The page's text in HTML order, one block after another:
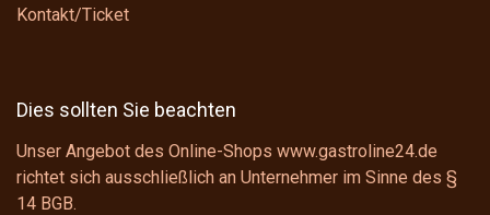
Kontakt/Ticket
Dies sollten Sie beachten
Unser Angebot des Online-Shops www.gastroline24.de
richtet sich ausschließlich an Unternehmer im Sinne des §
14 BGB.